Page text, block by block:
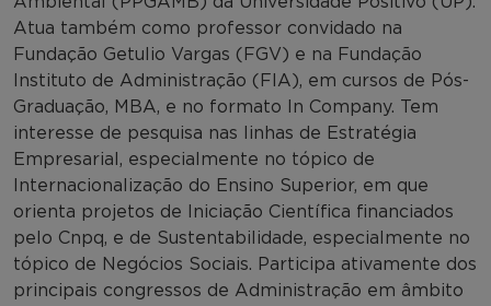
Atua também como professor convidado na
Fundação Getulio Vargas (FGV) e na Fundação
Instituto de Administração (FIA), em cursos de Pós-
Graduação, MBA, e no formato In Company. Tem
interesse de pesquisa nas linhas de Estratégia
Empresarial, especialmente no tópico de
Internacionalização do Ensino Superior, em que
orienta projetos de Iniciação Científica financiados
pelo Cnpq, e de Sustentabilidade, especialmente no
tópico de Negócios Sociais. Participa ativamente dos
principais congressos de Administração em âmbito